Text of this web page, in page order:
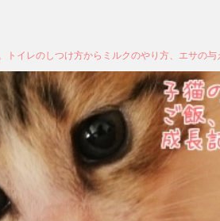
イレのしつけ方からミルクのやり方、エサの与